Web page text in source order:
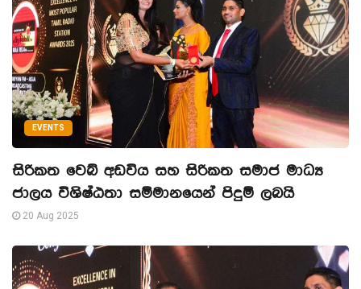
EVENTS
සිරිකත වෙබ් අඩවිය සහ සිරිකත සමාජ මාධ්‍ය
ජාලය විශිෂ්ඨතා සම්මානයෙන් පිදුම් ලබයි
20 Aug 2025